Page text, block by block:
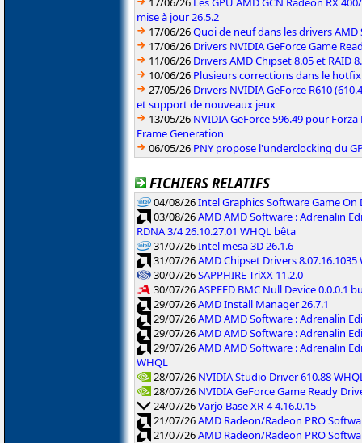
mise à jour 26.5.2
17/06/26Quoi de neuf dans les drivers AMD
17/06/26 Drivers NVIDIA GeForce Game
11/06/26 Drivers AMD Chipset 8.05 et RAID
10/06/26 Plusieurs corrections dans le hotfix
27/05/26 Drivers NVIDIA GeForce R610
et support de nouveaux jeux
13/05/26 NVIDIA GeForce 596.49 pour
Frame Generation
06/05/26 PNY propose l'underclocking du
FICHIERS RELATIFS
04/08/26Intel Graphics Software Game On
03/08/26AMD AMD Software : Adrenalin
RDNA 3/4 26.10.27.01 WHQL bêta
31/07/26Intel mesa 3D 26.1.6
31/07/26AMD Chipset Drivers 8.07.16.1035
30/07/26SAPPHIRE TriXX 11.2.0
30/07/26ASPEED BMC Null Device 0.0.0.1
29/07/26AMD Install Manager 26.7.1
29/07/26AMD AMD Software : Adrenalin
29/07/26AMD AMD Software : Adrenalin
29/07/26AMD AMD Software : Adrenalin
WHQL
28/07/26 NVIDIA Studio Driver 610.88
28/07/26 NVIDIA GeForce Game Ready
24/07/26Varjo Base XR-4 4.16.0.15
21/07/26AMD Radeon/Radeon PRO
21/07/26AMD Radeon/Radeon PRO